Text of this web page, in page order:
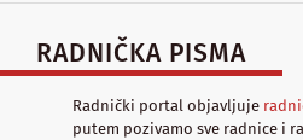
RADNIČKA PISMA
Radnički portal objavljuje
putem pozivamo sve radnice i